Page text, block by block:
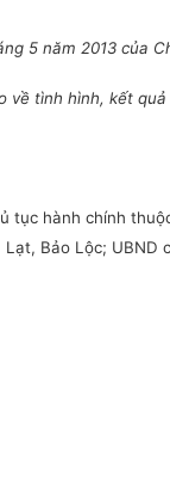
5 năm 2013 của
tình hình, kết
tục hành chính
Bảo Lộc;